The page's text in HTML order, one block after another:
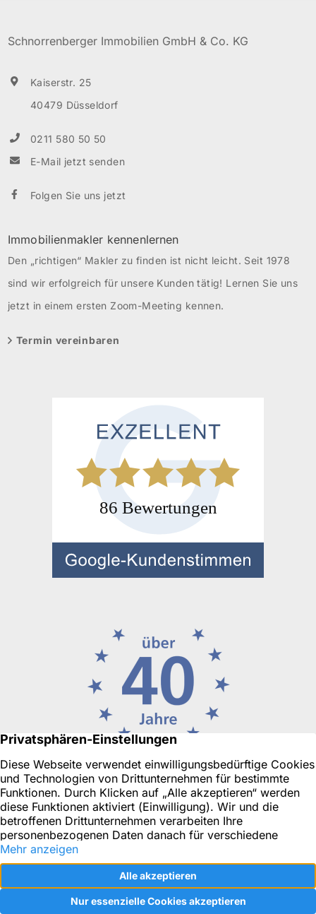
Ein separater Kellerraum […]
Schnorrenberger Immobilien GmbH & Co. KG
Kaiserstr. 25
40479 Düsseldorf
0211 580 50 50
E-Mail jetzt senden
Folgen Sie uns jetzt
Immobilienmakler kennenlernen
Den „richtigen“ Makler zu finden ist nicht leicht. Seit 1978
sind wir erfolgreich für unsere Kunden tätig! Lernen Sie uns
jetzt in einem ersten Zoom-Meeting kennen.
Termin vereinbaren
Ihr Immobilienmakler in Düsseldorf oder für Neuss, Ratingen
& Umgebung
Objekt-Tracking
Impressum